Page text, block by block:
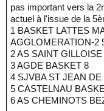
pas important vers la
actuel à l'issue de la
1 BASKET LATTES
AGGLOMERATION-2
2 AS SAINT
3 AGDE BASKET 8
4 SJVBA ST JEAN
5 CASTELNAU
6 AS CHEMINOTS